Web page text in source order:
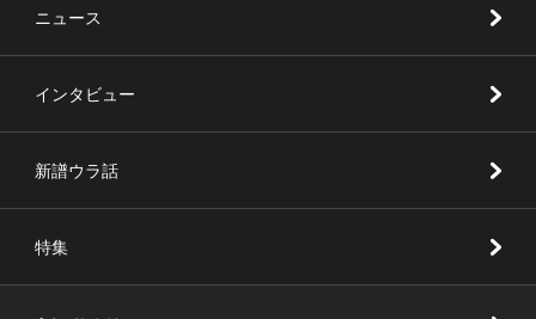
ニュース
インタビュー
新譜ウラ話
特集